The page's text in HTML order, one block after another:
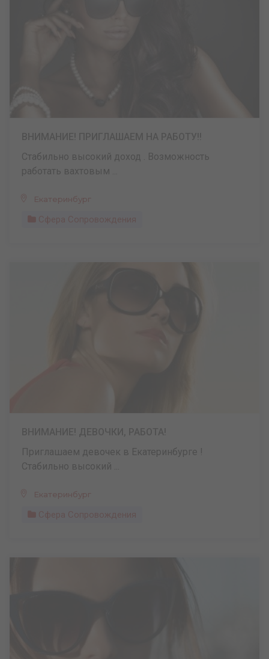
Стабильно высокий доход . Возможность
работать вахтовым ...
Екатеринбург
Сфера Сопровождения
Приглашаем девочек в Екатеринбурге !
Стабильно высокий ...
Екатеринбург
Сфера Сопровождения